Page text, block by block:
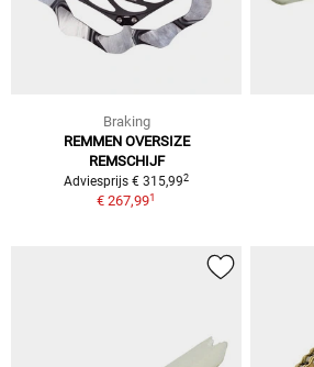
Braking
REMMEN OVERSIZE
REMSCHIJF
Adviesprijs € 315,992
€ 267,991